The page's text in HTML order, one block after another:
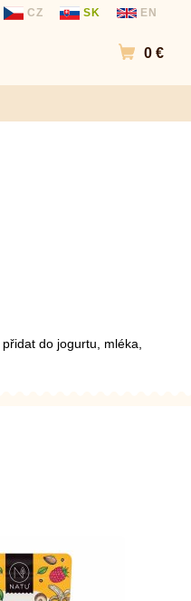
CZ SK EN
Přejít
0 €
přidat do jogurtu, mléka,